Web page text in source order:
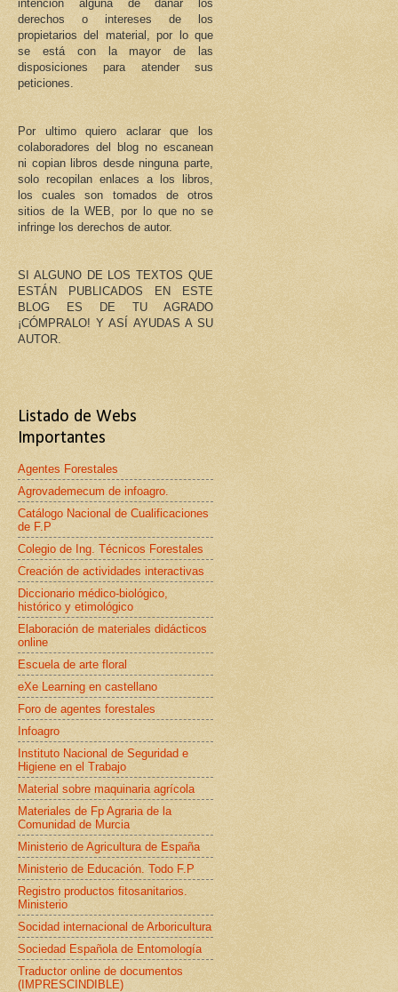
intención alguna de dañar los
derechos o intereses de los
propietarios del material, por lo que
se está con la mayor de las
disposiciones para atender sus
peticiones.
Por ultimo quiero aclarar que los
colaboradores del blog no escanean
ni copian libros desde ninguna parte,
solo recopilan enlaces a los libros,
los cuales son tomados de otros
sitios de la WEB, por lo que no se
infringe los derechos de autor.
SI ALGUNO DE LOS TEXTOS QUE
ESTÁN PUBLICADOS EN ESTE
BLOG ES DE TU AGRADO
¡CÓMPRALO! Y ASÍ AYUDAS A SU
AUTOR.
Listado de Webs
Importantes
Agentes Forestales
Agrovademecum de infoagro.
Catálogo Nacional de Cualificaciones
de F.P
Colegio de Ing. Técnicos Forestales
Creación de actividades interactivas
Diccionario médico-biológico,
histórico y etimológico
Elaboración de materiales didácticos
online
Escuela de arte floral
eXe Learning en castellano
Foro de agentes forestales
Infoagro
Instituto Nacional de Seguridad e
Higiene en el Trabajo
Material sobre maquinaria agrícola
Materiales de Fp Agraria de la
Comunidad de Murcia
Ministerio de Agricultura de España
Ministerio de Educación. Todo F.P
Registro productos fitosanitarios.
Ministerio
Socidad internacional de Arboricultura
Sociedad Española de Entomología
Traductor online de documentos
(IMPRESCINDIBLE)